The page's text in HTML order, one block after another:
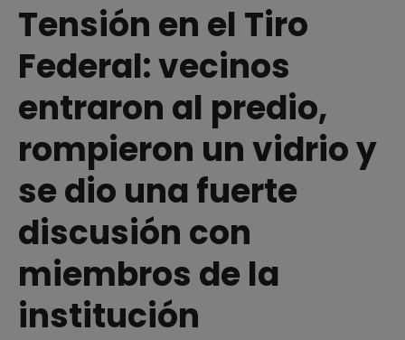
Tensión en el Tiro
Federal: vecinos
entraron al predio,
rompieron un vidrio y
se dio una fuerte
discusión con
miembros de la
institución